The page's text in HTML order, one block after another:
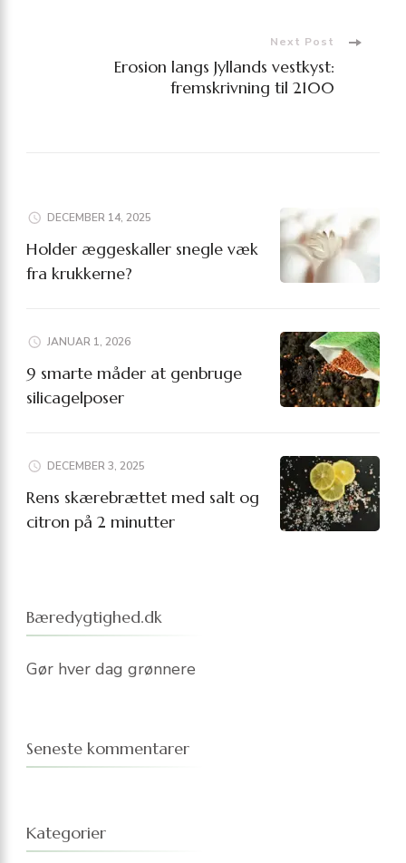
Next Post
Erosion langs Jyllands vestkyst:
fremskrivning til 2100
DECEMBER 14, 2025
Holder æggeskaller snegle væk
fra krukkerne?
JANUAR 1, 2026
9 smarte måder at genbruge
silicagelposer
DECEMBER 3, 2025
Rens skærebrættet med salt og
citron på 2 minutter
Bæredygtighed.dk
Gør hver dag grønnere
Seneste kommentarer
Kategorier